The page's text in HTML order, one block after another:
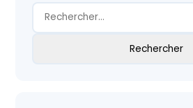
Rechercher :